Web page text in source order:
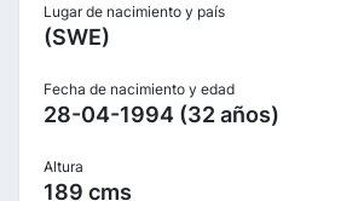
Lugar de nacimiento y país
(SWE)
Fecha de nacimiento y edad
28-04-1994 (32 años)
Altura
189 cms